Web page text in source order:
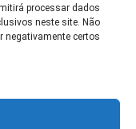
processar dados
neste site. Não
negativamente certos